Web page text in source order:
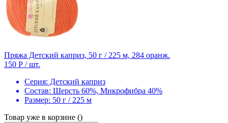
Пряжа Детский каприз, 50 г / 225 м, 284 оранж.
150 Р / шт.
Серия: Детский каприз
Состав: Шерсть 60%, Микрофибра 40%
Размер: 50 г / 225 м
Товар уже в корзине ()